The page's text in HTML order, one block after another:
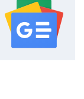
serwisu